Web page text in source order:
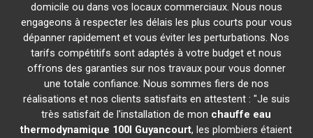
domicile ou dans vos locaux commerciaux. Nous nous
engageons à respecter les délais les plus courts pour vous
dépanner rapidement et vous éviter les perturbations. Nos
tarifs compétitifs sont adaptés à votre budget et nous
offrons des garanties sur nos travaux pour vous donner
une totale confiance. Nous sommes fiers de nos
réalisations et nos clients satisfaits en attestent : "Je suis
très satisfait de l'installation de mon chauffe eau
thermodynamique 100l Guyancourt, les plombiers étaient